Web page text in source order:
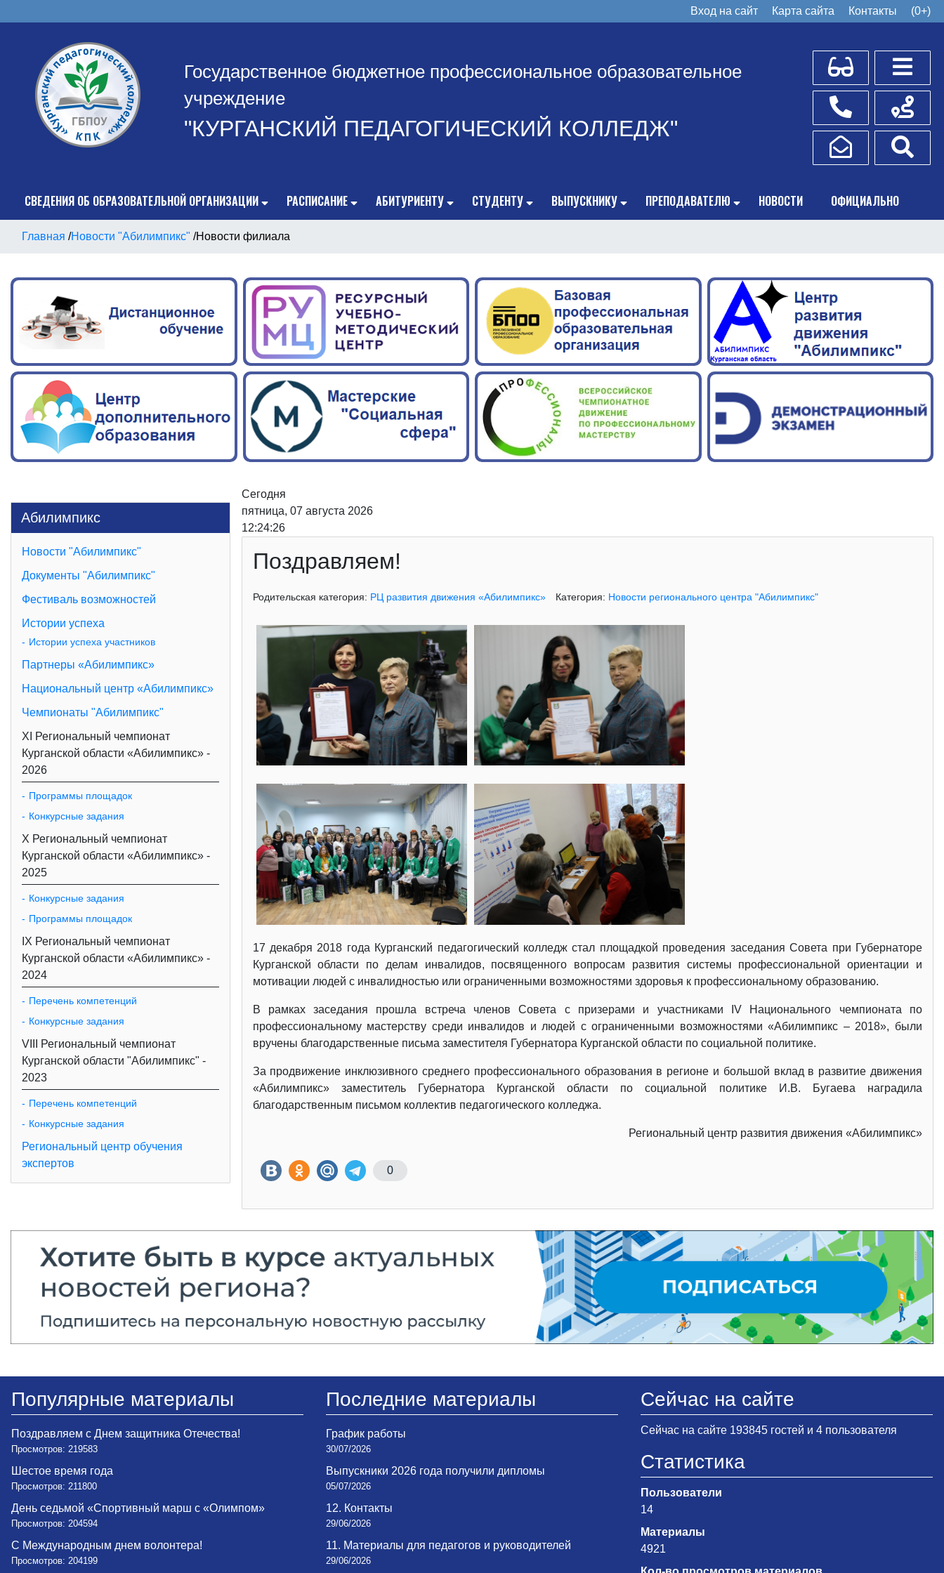
Вход на сайт Карта сайта Контакты (0+)
Государственное бюджетное профессиональное образовательное
учреждение
"КУРГАНСКИЙ ПЕДАГОГИЧЕСКИЙ КОЛЛЕДЖ"
Для слабовидящих
Телефоны
Написать обращение
Схема
СВЕДЕНИЯ ОБ ОБРАЗОВАТЕЛЬНОЙ ОРГАНИЗАЦИИ РАСПИСАНИЕ АБИТУРИЕНТУ СТУДЕНТУ ВЫПУСКНИКУ ПРЕПОДАВАТЕЛЮ НОВОСТИ ОФИЦИАЛЬНО
Главная /Новости "Абилимпикс" /Новости филиала
Абилимпикс
Новости "Абилимпикс"
Документы "Абилимпикс"
Фестиваль возможностей
Истории успеха
Истории успеха участников
Партнеры «Абилимпикс»
Национальный центр «Абилимпикс»
Чемпионаты "Абилимпикс"
XI Региональный чемпионат
Курганской области «Абилимпикс» -
2026
Программы площадок
Конкурсные задания
X Региональный чемпионат
Курганской области «Абилимпикс» -
2025
Конкурсные задания
Программы площадок
IX Региональный чемпионат
Курганской области «Абилимпикс» -
2024
Перечень компетенций
Конкурсные задания
VIII Региональный чемпионат
Курганской области "Абилимпикс" -
2023
Перечень компетенций
Конкурсные задания
Региональный центр обучения
экспертов
Сегодня
пятница, 07 августа 2026
12:24:26
Поздравляем!
Родительская категория: РЦ развития движения «Абилимпикс» Категория: Новости регионального центра "Абилимпикс"
17 декабря 2018 года Курганский педагогический колледж стал площадкой проведения заседания Совета при Губернаторе
Курганской области по делам инвалидов, посвященного вопросам развития системы профессиональной ориентации и
мотивации людей с инвалидностью или ограниченными возможностями здоровья к профессиональному образованию.
В рамках заседания прошла встреча членов Совета с призерами и участниками IV Национального чемпионата по
профессиональному мастерству среди инвалидов и людей с ограниченными возможностями «Абилимпикс – 2018», были
вручены благодарственные письма заместителя Губернатора Курганской области по социальной политике.
За продвижение инклюзивного среднего профессионального образования в регионе и большой вклад в развитие движения
«Абилимпикс» заместитель Губернатора Курганской области по социальной политике И.В. Бугаева наградила
благодарственным письмом коллектив педагогического колледжа.
Региональный центр развития движения «Абилимпикс»
0
Популярные материалы
Поздравляем с Днем защитника Отечества!
Просмотров: 219583
Шестое время года
Просмотров: 211800
День седьмой «Спортивный марш с «Олимпом»
Просмотров: 204594
С Международным днем волонтера!
Просмотров: 204199
Последние материалы
График работы
30/07/2026
Выпускники 2026 года получили дипломы
05/07/2026
12. Контакты
29/06/2026
11. Материалы для педагогов и руководителей
29/06/2026
Сейчас на сайте
Сейчас на сайте 193845 гостей и 4 пользователя
Статистика
Пользователи
14
Материалы
4921